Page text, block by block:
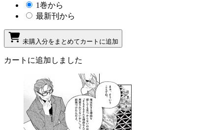
1巻から
最新刊から
未購入分をまとめてカートに追加
カートに追加しました